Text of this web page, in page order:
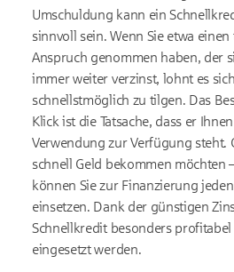
Umschuldung kann ein
sinnvoll sein. Wenn Sie etwa
Anspruch genommen haben, der
immer weiter verzinst, lohnt es
schnellstmöglich zu tilgen. Das
Klick ist die Tatsache, dass er
Verwendung zur Verfügung steht.
schnell Geld bekommen möchten
können Sie zur Finanzierung
einsetzen. Dank der günstigen
Schnellkredit besonders
eingesetzt werden.